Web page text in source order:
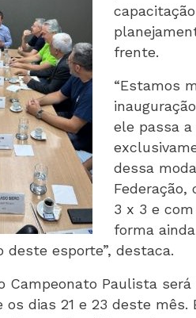
frente.
“Estamos
ele passa
dessa
3 x 3 e
forma
esporte”, destaca.
Campeonato Paulista
os dias 21 e 23 deste